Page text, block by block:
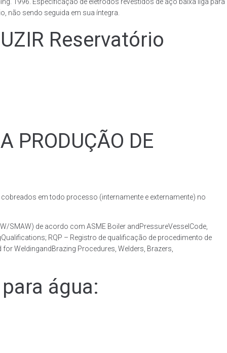
não sendo seguida em sua íntegra.
Reservatório
PRODUÇÃO DE
em todo processo (internamente e externamente) no
SMAW) de acordo com ASME Boiler andPressureVesselCode,
RQP – Registro de qualificação de procedimento de
WeldingandBrazing Procedures, Welders, Brazers,
água: